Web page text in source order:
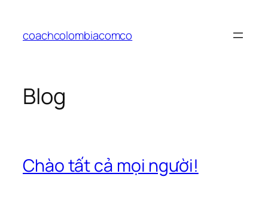
phầncoachcolombiacomco
Blog
Chào tất cả mọi người!